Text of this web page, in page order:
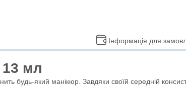
Інформація для
13 мл
будь-який манікюр. Завдяки своїй середній